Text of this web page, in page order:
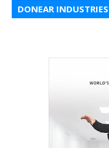
DONEAR INDUSTRIES